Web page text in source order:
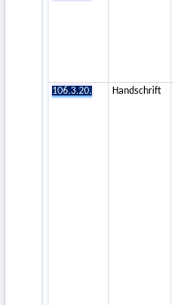
106.3.20.
Handschrift